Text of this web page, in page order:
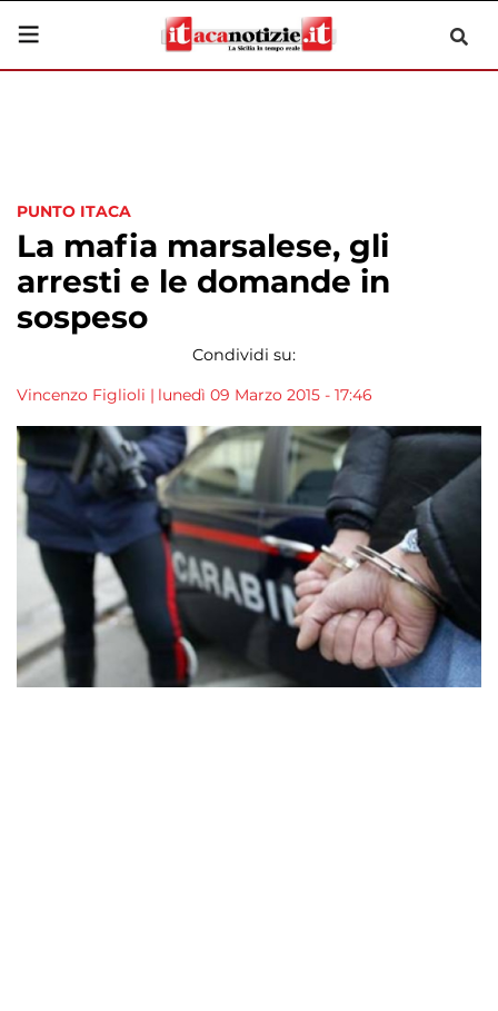
PUNTO ITACA
La mafia marsalese, gli
arresti e le domande in
sospeso
Condividi su:
Vincenzo Figlioli | lunedì 09 Marzo 2015 - 17:46